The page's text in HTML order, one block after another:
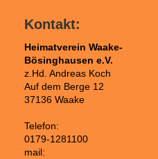
Kontakt:
Heimatverein Waake-
Bösinghausen e.V.
z.Hd. Andreas Koch
Auf dem Berge 12
37136 Waake
Telefon:
0179-1281100
mail: